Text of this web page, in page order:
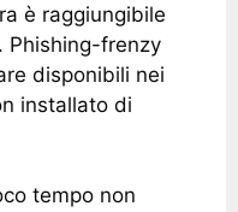
è raggiungibile
Phishing-frenzy
disponibili nei
installato di
tempo non